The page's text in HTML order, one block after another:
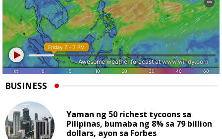
BUSINESS
Yaman ng 50 richest tycoons sa
Pilipinas, bumaba ng 8% sa 79 billion
dollars, ayon sa Forbes